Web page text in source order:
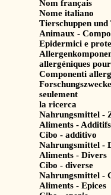
Nom français
Nome italiano
Tierschuppen
Animaux -
Epidermici e
allergéniques
Componenti
Forschungszwecke
seulement
la ricerca
Nahrungsmittel -
Aliments - Additifs
Cibo - additivo
Nahrungsmittel -
Aliments - Divers
Cibo - diverse
Nahrungsmittel -
Aliments - Epices